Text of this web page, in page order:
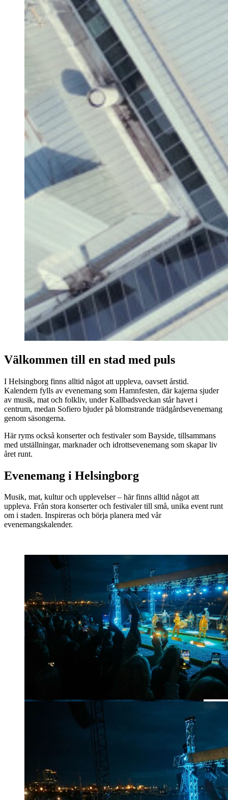
Välkommen till en stad med puls
I Helsingborg finns alltid något att uppleva, oavsett årstid.
Kalendern fylls av evenemang som Hamnfesten, där kajerna sjuder
av musik, mat och folkliv, under Kallbadsveckan står havet i
centrum, medan Sofiero bjuder på blomstrande trädgårdsevenemang
genom säsongerna.
Här ryms också konserter och festivaler som Bayside, tillsammans
med utställningar, marknader och idrottsevenemang som skapar liv
året runt.
Evenemang i Helsingborg
Musik, mat, kultur och upplevelser – här finns alltid något att
uppleva. Från stora konserter och festivaler till små, unika event runt
om i staden. Inspireras och börja planera med vår
evenemangskalender.